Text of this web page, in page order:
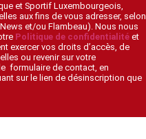
et Sportif Luxembourgeois,
aux fins de vous adresser, selon
et/ou Flambeau). Nous nous
Politique de confidentialité et
exercer vos droits d’accès, de
ou revenir sur votre
formulaire de contact, en
sur le lien de désinscription que